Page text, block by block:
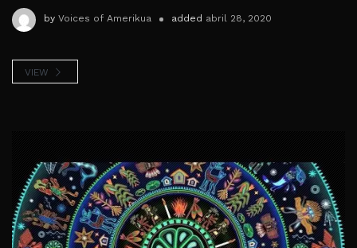
by Voices of Amerikua added abril 28, 2020
VIEW